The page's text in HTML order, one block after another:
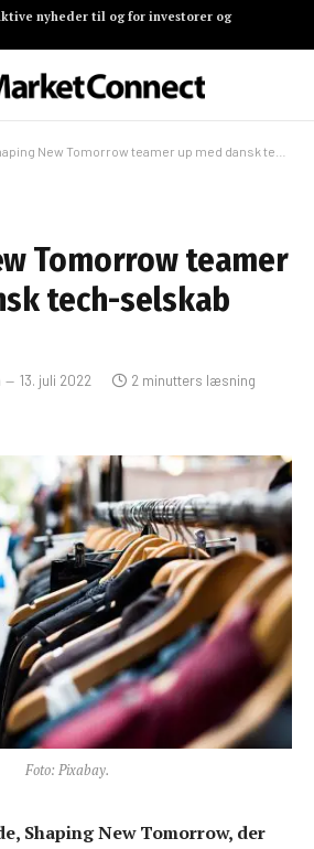
nyheder til og for investorer og
New Tomorrow teamer up med dansk tech-selskab
Tomorrow teamer
tech-selskab
13. juli 2022 2 minutters læsning
Foto: Pixabay.
Shaping New Tomorrow, der